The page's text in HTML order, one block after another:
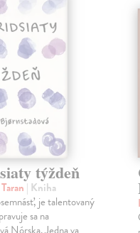
týždeň
| Kniha
je talentovaný
sa na